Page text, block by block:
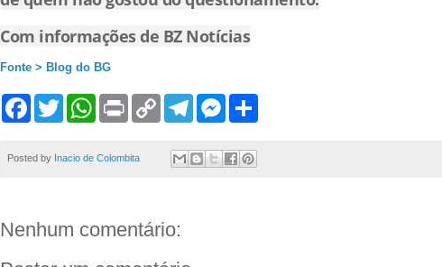
Com informações de BZ Notícias
Fonte > Blog do BG
b
w
t
W
s
t
g
e
Posted by Inacio de Colombita
Nenhum comentário: